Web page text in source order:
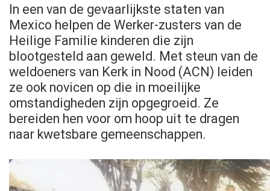
In een van de gevaarlijkste staten van
Mexico helpen de Werker-zusters van de
Heilige Familie kinderen die zijn
blootgesteld aan geweld. Met steun van de
weldoeners van Kerk in Nood (ACN) leiden
ze ook novicen op die in moeilijke
omstandigheden zijn opgegroeid. Ze
bereiden hen voor om hoop uit te dragen
naar kwetsbare gemeenschappen.